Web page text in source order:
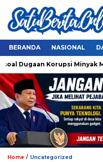
BERANDA NASIONAL
Dugaan Korupsi Minyak
Home / Uncategorized